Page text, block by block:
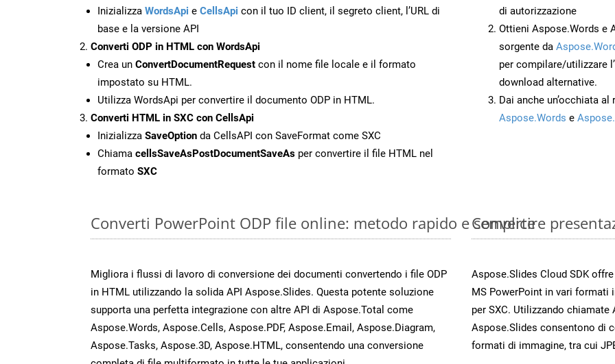
Inizializza WordsApi e CellsApi con il tuo ID client, il segreto client, l’URL di
base e la versione API
Converti ODP in HTML con WordsApi
Crea un ConvertDocumentRequest con il nome file locale e il formato
impostato su HTML.
Utilizza WordsApi per convertire il documento ODP in HTML.
Converti HTML in SXC con CellsApi
Inizializza SaveOption da CellsAPI con SaveFormat come SXC
Chiama cellsSaveAsPostDocumentSaveAs per convertire il file HTML nel
formato SXC
di autorizzazione
Ottieni Aspose.Words e
sorgente da
per compilare/utilizzare
download alternative.
Dai anche un’occhiata
Aspose.Words e
Converti PowerPoint ODP file online: metodo rapido e semplice
Migliora i flussi di lavoro di conversione dei documenti convertendo i file ODP
in HTML utilizzando la solida API Aspose.Slides. Questa potente soluzione
supporta una perfetta integrazione con altre API di Aspose.Total come
Aspose.Words, Aspose.Cells, Aspose.PDF, Aspose.Email, Aspose.Diagram,
Aspose.Tasks, Aspose.3D, Aspose.HTML, consentendo una conversione
Convertire
Aspose.Slides Cloud SDK
MS PowerPoint in vari
per SXC. Utilizzando chiamate
Aspose.Slides consentono di
formati di immagine, tra cui